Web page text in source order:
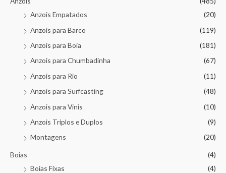
Anzois Empatados
(20)
Anzois para Barco
(119)
Anzois para Boia
(181)
Anzois para Chumbadinha
(67)
Anzois para Rio
(11)
Anzois para Surfcasting
(48)
Anzois para Vinis
(10)
Anzois Triplos e Duplos
(9)
Montagens
(20)
Boias
(4)
Boias Fixas
(4)